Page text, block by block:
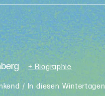
+ Biographie
/ In diesen Wintertagen